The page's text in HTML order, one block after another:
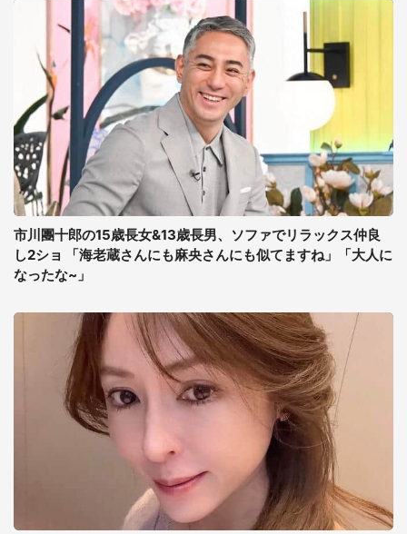
市川團十郎の15歳長女&13歳長男、ソファでリラックス仲良
し2ショ 「海老蔵さんにも麻央さんにも似てますね」「大人に
なったな~」